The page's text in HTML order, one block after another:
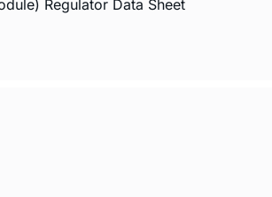
Regulator Data Sheet